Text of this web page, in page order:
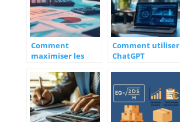
Comment
maximiser les
credit d’impot
recherche pour
votre entreprise
Comment utiliser
ChatGPT
productivité de
votre entreprise